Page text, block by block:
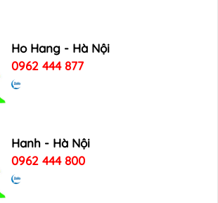
Ho Hang - Hà Nội
0962 444 877
Hanh - Hà Nội
0962 444 800